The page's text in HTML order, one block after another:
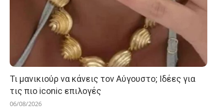
Τι μανικιούρ να κάνεις τον Αύγουστο; Ιδέες για
τις πιο iconic επιλογές
06/08/2026